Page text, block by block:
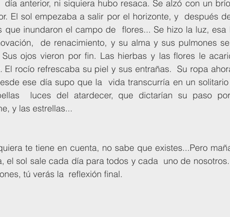
anterior, ni siquiera hubo resaca. Se alzó con un
El sol empezaba a salir por el horizonte, y  después
que inundaron el campo de  flores... Se hizo la luz, esa
de renacimiento, y su alma y sus pulmones
ojos vieron por fin. Las hierbas y las flores le
El rocío refrescaba su piel y sus entrañas.  Su ropa
ese día supo que la  vida transcurría en un
luces del atardecer, que dictarían su paso
y las estrellas...
el sol sale cada día para todos y cada  uno de
tú verás la  reflexión final.